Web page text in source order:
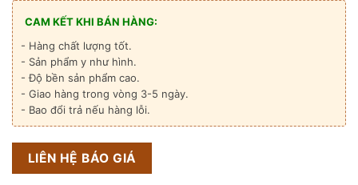
CAM KẾT KHI BÁN HÀNG:
- Hàng chất lượng tốt.
- Sản phẩm y như hình.
- Độ bền sản phẩm cao.
- Giao hàng trong vòng 3-5 ngày.
- Bao đổi trả nếu hàng lỗi.
LIÊN HỆ BÁO GIÁ